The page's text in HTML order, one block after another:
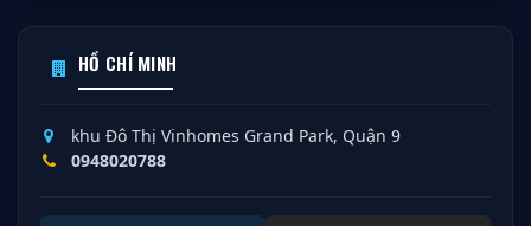
HỒ CHÍ MINH
khu Đô Thị Vinhomes Grand Park, Quận 9
0948020788